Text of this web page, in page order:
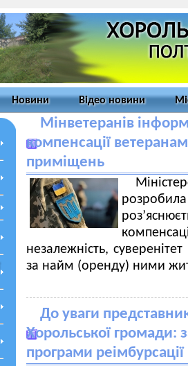
Новини Відео новини
Мінветеранів
компенсації
приміщень
незалежність,
за найм (оренду) ними
До уваги
Хорольської громади:
програми реімбурсації